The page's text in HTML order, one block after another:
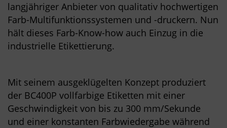
langjähriger Anbieter von qualitativ hochwertigen
Farb-Multifunktionssystemen und -druckern. Nun
hält dieses Farb-Know-how auch Einzug in die
industrielle Etikettierung.
Mit seinem ausgeklügelten Konzept produziert
der BC400P vollfarbige Etiketten mit einer
Geschwindigkeit von bis zu 300 mm/Sekunde
und einer konstanten Farbwiedergabe während